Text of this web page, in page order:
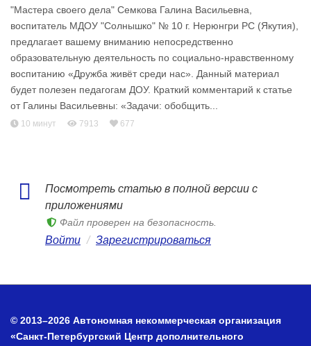
"Мастера своего дела" Семкова Галина Васильевна,
воспитатель МДОУ "Солнышко" № 10 г. Нерюнгри РС (Якутия),
предлагает вашему вниманию непосредственно
образовательную деятельность по социально-нравственному
воспитанию «Дружба живёт среди нас». Данный материал
будет полезен педагогам ДОУ. Краткий комментарий к статье
от Галины Васильевны: «Задачи: обобщить...
10 минут 7913 677
Посмотреть статью в полной версии с
приложениями
Файл проверен на безопасность.
Войти / Зарегистрироваться
© 2013–2026 Автономная некоммерческая организация
«Санкт-Петербургский Центр дополнительного